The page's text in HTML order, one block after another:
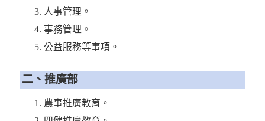
人事管理。
事務管理。
公益服務等事項。
二、推廣部
農事推廣教育。